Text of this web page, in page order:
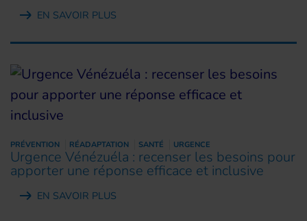
EN SAVOIR PLUS
PRÉVENTION RÉADAPTATION SANTÉ URGENCE
Urgence Vénézuéla : recenser les besoins pour
apporter une réponse efficace et inclusive
EN SAVOIR PLUS